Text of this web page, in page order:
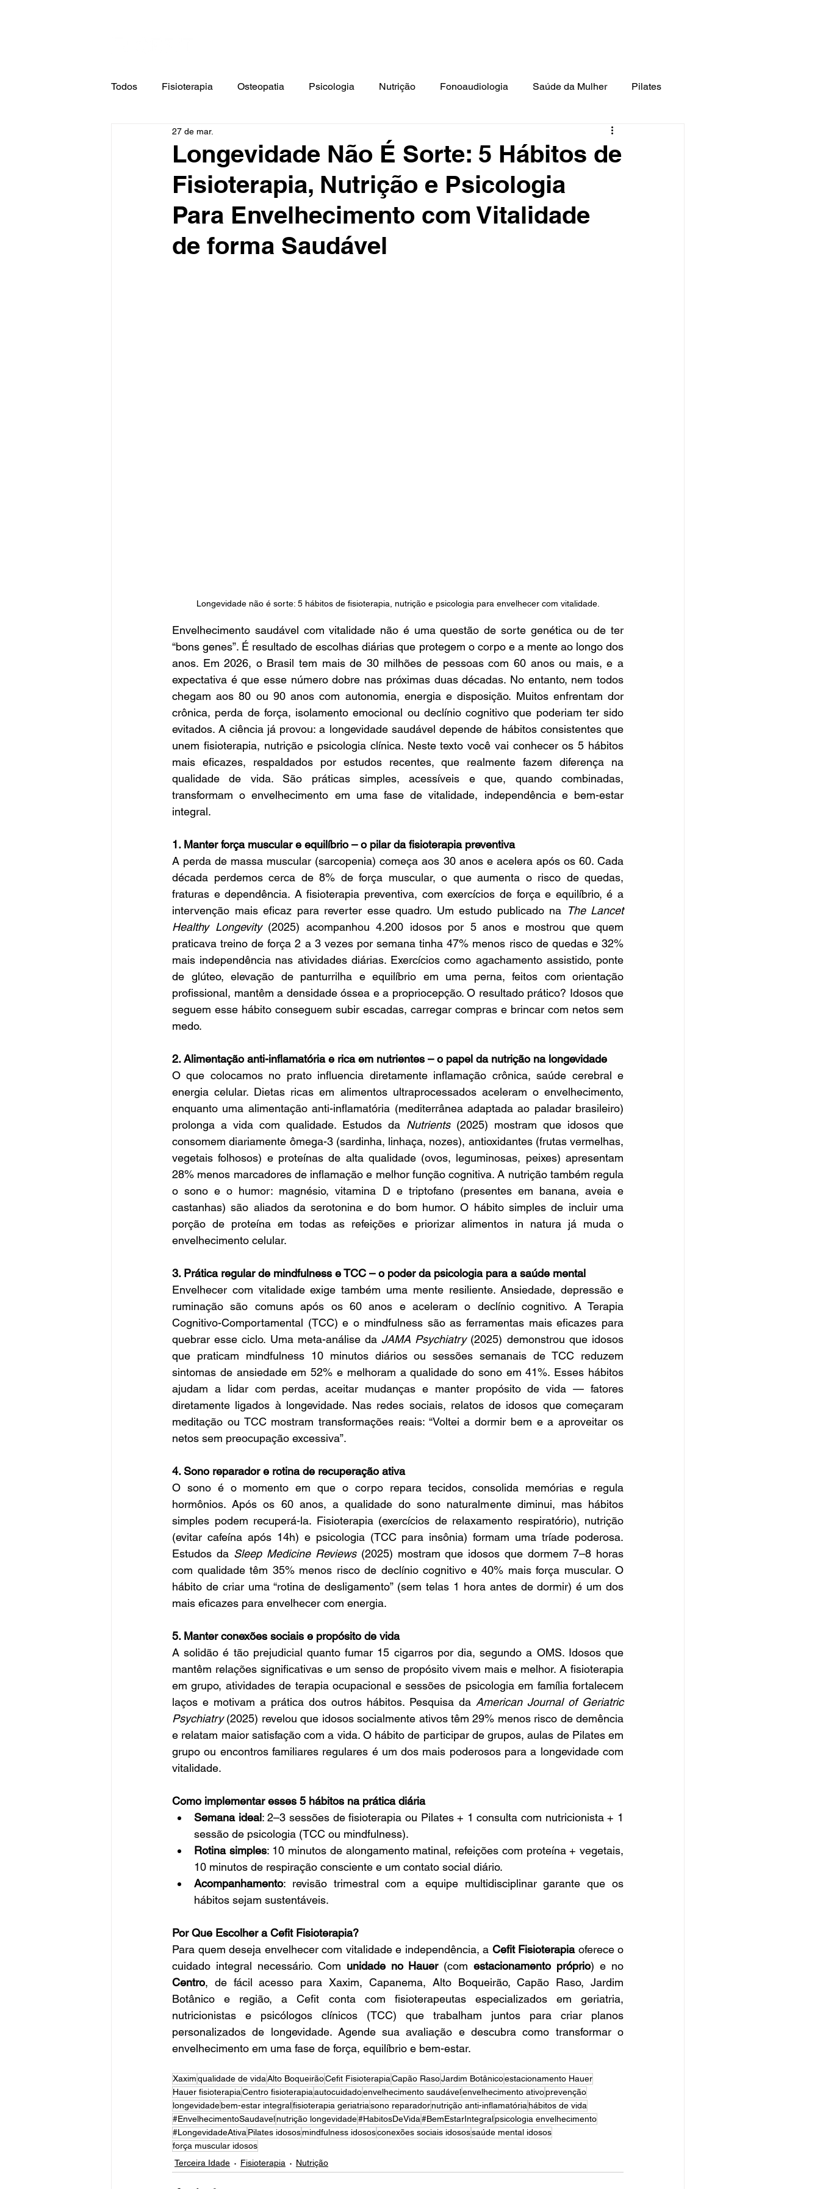
Todos Fisioterapia Osteopatia Psicologia Nutrição Fonoaudiologia Saúde da Mulher Pilates
Terapia Ocupacional
Longevidade Não É Sorte: 5 Hábitos de
Fisioterapia, Nutrição e Psicologia
Para Envelhecimento com Vitalidade
de forma Saudável
27 de mar.
Longevidade não é sorte: 5 hábitos de fisioterapia, nutrição e psicologia para envelhecer com vitalidade.
Envelhecimento saudável com vitalidade não é uma questão de sorte genética ou de ter
“bons genes”. É resultado de escolhas diárias que protegem o corpo e a mente ao longo dos
anos. Em 2026, o Brasil tem mais de 30 milhões de pessoas com 60 anos ou mais, e a
expectativa é que esse número dobre nas próximas duas décadas. No entanto, nem todos
chegam aos 80 ou 90 anos com autonomia, energia e disposição. Muitos enfrentam dor
crônica, perda de força, isolamento emocional ou declínio cognitivo que poderiam ter sido
evitados. A ciência já provou: a longevidade saudável depende de hábitos consistentes que
unem fisioterapia, nutrição e psicologia clínica. Neste texto você vai conhecer os 5 hábitos
mais eficazes, respaldados por estudos recentes, que realmente fazem diferença na
qualidade de vida. São práticas simples, acessíveis e que, quando combinadas,
transformam o envelhecimento em uma fase de vitalidade, independência e bem-estar
integral.
1. Manter força muscular e equilíbrio – o pilar da fisioterapia preventiva
A perda de massa muscular (sarcopenia) começa aos 30 anos e acelera após os 60. Cada
década perdemos cerca de 8% de força muscular, o que aumenta o risco de quedas,
fraturas e dependência. A fisioterapia preventiva, com exercícios de força e equilíbrio, é a
intervenção mais eficaz para reverter esse quadro. Um estudo publicado na The Lancet
Healthy Longevity (2025) acompanhou 4.200 idosos por 5 anos e mostrou que quem
praticava treino de força 2 a 3 vezes por semana tinha 47% menos risco de quedas e 32%
mais independência nas atividades diárias. Exercícios como agachamento assistido, ponte
de glúteo, elevação de panturrilha e equilíbrio em uma perna, feitos com orientação
profissional, mantêm a densidade óssea e a propriocepção. O resultado prático? Idosos que
seguem esse hábito conseguem subir escadas, carregar compras e brincar com netos sem
medo.
2. Alimentação anti-inflamatória e rica em nutrientes – o papel da nutrição na longevidade
O que colocamos no prato influencia diretamente inflamação crônica, saúde cerebral e
energia celular. Dietas ricas em alimentos ultraprocessados aceleram o envelhecimento,
enquanto uma alimentação anti-inflamatória (mediterrânea adaptada ao paladar brasileiro)
prolonga a vida com qualidade. Estudos da Nutrients (2025) mostram que idosos que
consomem diariamente ômega-3 (sardinha, linhaça, nozes), antioxidantes (frutas vermelhas,
vegetais folhosos) e proteínas de alta qualidade (ovos, leguminosas, peixes) apresentam
28% menos marcadores de inflamação e melhor função cognitiva. A nutrição também regula
o sono e o humor: magnésio, vitamina D e triptofano (presentes em banana, aveia e
castanhas) são aliados da serotonina e do bom humor. O hábito simples de incluir uma
porção de proteína em todas as refeições e priorizar alimentos in natura já muda o
envelhecimento celular.
3. Prática regular de mindfulness e TCC – o poder da psicologia para a saúde mental
Envelhecer com vitalidade exige também uma mente resiliente. Ansiedade, depressão e
ruminação são comuns após os 60 anos e aceleram o declínio cognitivo. A Terapia
Cognitivo-Comportamental (TCC) e o mindfulness são as ferramentas mais eficazes para
quebrar esse ciclo. Uma meta-análise da JAMA Psychiatry (2025) demonstrou que idosos
que praticam mindfulness 10 minutos diários ou sessões semanais de TCC reduzem
sintomas de ansiedade em 52% e melhoram a qualidade do sono em 41%. Esses hábitos
ajudam a lidar com perdas, aceitar mudanças e manter propósito de vida — fatores
diretamente ligados à longevidade. Nas redes sociais, relatos de idosos que começaram
meditação ou TCC mostram transformações reais: “Voltei a dormir bem e a aproveitar os
netos sem preocupação excessiva”.
4. Sono reparador e rotina de recuperação ativa
O sono é o momento em que o corpo repara tecidos, consolida memórias e regula
hormônios. Após os 60 anos, a qualidade do sono naturalmente diminui, mas hábitos
simples podem recuperá-la. Fisioterapia (exercícios de relaxamento respiratório), nutrição
(evitar cafeína após 14h) e psicologia (TCC para insônia) formam uma tríade poderosa.
Estudos da Sleep Medicine Reviews (2025) mostram que idosos que dormem 7–8 horas
com qualidade têm 35% menos risco de declínio cognitivo e 40% mais força muscular. O
hábito de criar uma “rotina de desligamento” (sem telas 1 hora antes de dormir) é um dos
mais eficazes para envelhecer com energia.
5. Manter conexões sociais e propósito de vida
A solidão é tão prejudicial quanto fumar 15 cigarros por dia, segundo a OMS. Idosos que
mantêm relações significativas e um senso de propósito vivem mais e melhor. A fisioterapia
em grupo, atividades de terapia ocupacional e sessões de psicologia em família fortalecem
laços e motivam a prática dos outros hábitos. Pesquisa da American Journal of Geriatric
Psychiatry (2025) revelou que idosos socialmente ativos têm 29% menos risco de demência
e relatam maior satisfação com a vida. O hábito de participar de grupos, aulas de Pilates em
grupo ou encontros familiares regulares é um dos mais poderosos para a longevidade com
vitalidade.
Como implementar esses 5 hábitos na prática diária
Semana ideal: 2–3 sessões de fisioterapia ou Pilates + 1 consulta com nutricionista + 1
sessão de psicologia (TCC ou mindfulness).
Rotina simples: 10 minutos de alongamento matinal, refeições com proteína + vegetais,
10 minutos de respiração consciente e um contato social diário.
Acompanhamento: revisão trimestral com a equipe multidisciplinar garante que os
hábitos sejam sustentáveis.
Por Que Escolher a Cefit Fisioterapia?
Para quem deseja envelhecer com vitalidade e independência, a Cefit Fisioterapia oferece o
cuidado integral necessário. Com unidade no Hauer (com estacionamento próprio
Centro, de fácil acesso para Xaxim, Capanema, Alto Boqueirão, Capão Raso, Jardim
Botânico e região, a Cefit conta com fisioterapeutas especializados em geriatria,
nutricionistas e psicólogos clínicos (TCC) que trabalham juntos para criar planos
personalizados de longevidade. Agende sua avaliação e descubra como transformar o
envelhecimento em uma fase de força, equilíbrio e bem-estar.
Xaximqualidade de vidaAlto BoqueirãoCefit FisioterapiaCapão RasoJardim Botânicoestacionamento Hauer
Hauer fisioterapiaCentro fisioterapiaautocuidadoenvelhecimento saudávelenvelhecimento ativoprevenção
longevidadebem-estar integralfisioterapia geriatriasono reparadornutrição anti-inflamatóriahábitos de vida
#EnvelhecimentoSaudavelnutrição longevidade#HabitosDeVida#BemEstarIntegralpsicologia envelhecimento
#LongevidadeAtiva Pilates idososmindfulness idososconexões sociais idosossaúde mental idosos
força muscular idosos
Terceira Idade
Fisioterapia Nutrição